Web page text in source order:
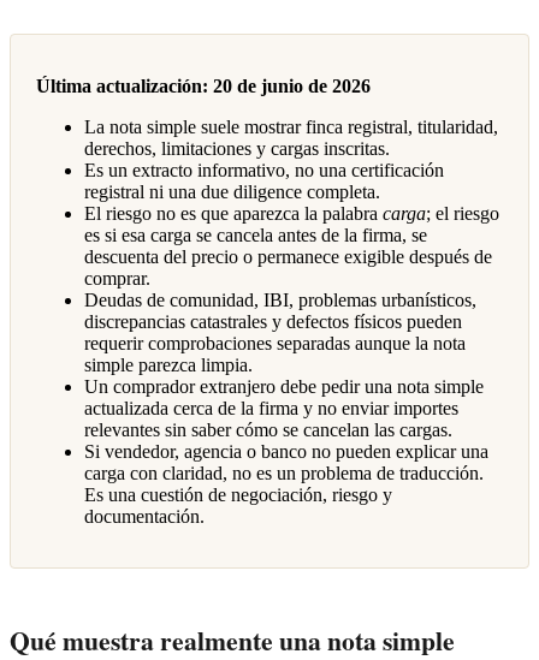
Última actualización: 20 de junio de 2026
La nota simple suele mostrar finca registral, titularidad,
derechos, limitaciones y cargas inscritas.
Es un extracto informativo, no una certificación
registral ni una due diligence completa.
El riesgo no es que aparezca la palabra carga; el riesgo
es si esa carga se cancela antes de la firma, se
descuenta del precio o permanece exigible después de
comprar.
Deudas de comunidad, IBI, problemas urbanísticos,
discrepancias catastrales y defectos físicos pueden
requerir comprobaciones separadas aunque la nota
simple parezca limpia.
Un comprador extranjero debe pedir una nota simple
actualizada cerca de la firma y no enviar importes
relevantes sin saber cómo se cancelan las cargas.
Si vendedor, agencia o banco no pueden explicar una
carga con claridad, no es un problema de traducción.
Es una cuestión de negociación, riesgo y
documentación.
Qué muestra realmente una nota simple